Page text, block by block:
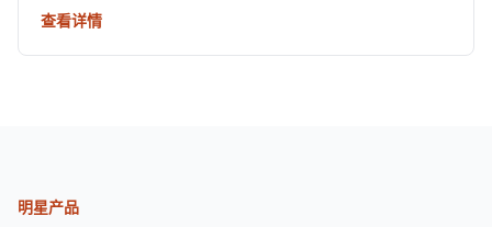
查看详情
明星产品